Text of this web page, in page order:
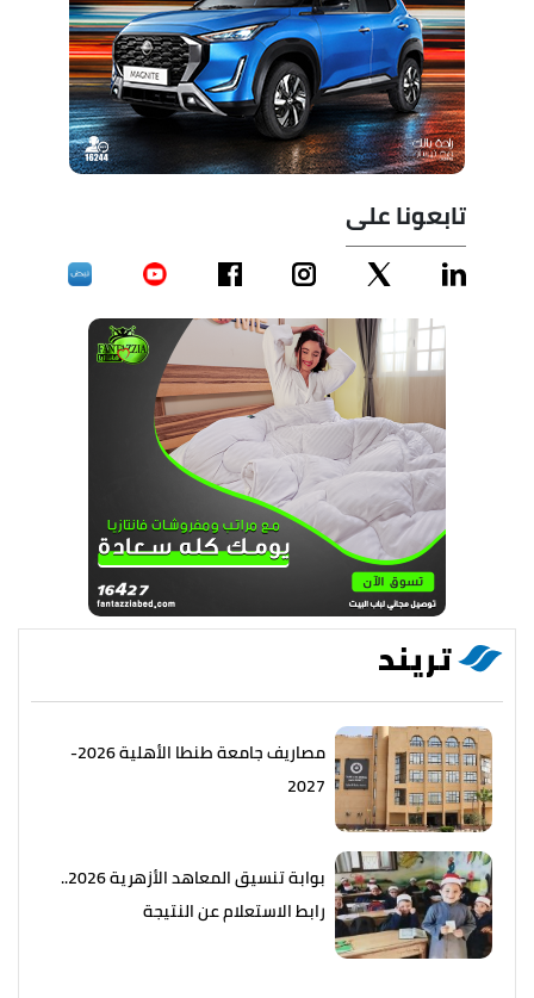
تابعونا على
تريند
مصاريف جامعة طنطا الأهلية 2026-
2027
بوابة تنسيق المعاهد الأزهرية 2026..
رابط الاستعلام عن النتيجة